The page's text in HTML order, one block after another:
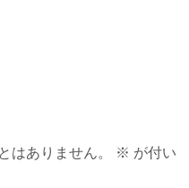
はありません。 ※ が付い